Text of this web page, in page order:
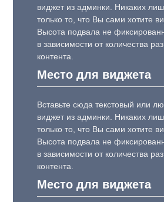
виджет из админки. Никаких
только то, что Вы сами хотите
Высота подвала не
в зависимости от количества
контента.
Место для виджета
Вставьте сюда текстовый или
виджет из админки. Никаких
только то, что Вы сами хотите
Высота подвала не
в зависимости от количества
контента.
Место для виджета